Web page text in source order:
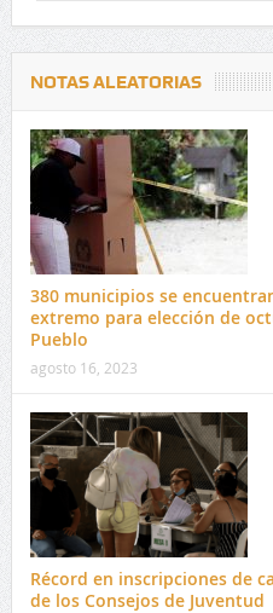
NOTAS ALEATORIAS
380 municipios se
extremo para elección de
Pueblo
agosto 16, 2023
Récord en inscripciones de
de los Consejos de Juventud